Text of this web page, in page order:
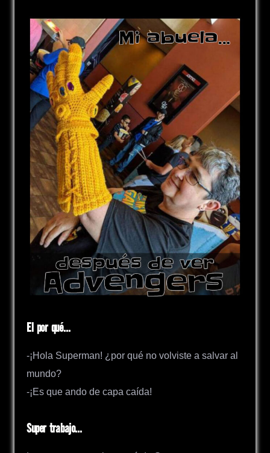
El por qué…
-¡Hola Superman! ¿por qué no volviste a salvar al
mundo?
-¡Es que ando de capa caída!
Super trabajo…